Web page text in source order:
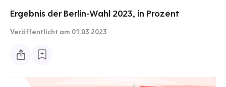
Ergebnis der Berlin-Wahl 2023, in Prozent
Veröffentlicht am 01.03.2023